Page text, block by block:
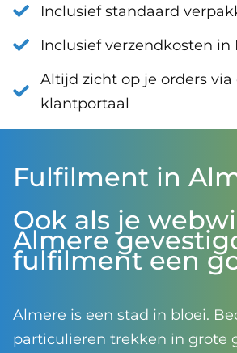
Inclusief standaard
Inclusief verzendkosten in
Altijd zicht op je orders
klantportaal
Fulfilment in
Ook als je
Almere
fulfilment een
Almere is een stad in bloei.
particulieren trekken in grote